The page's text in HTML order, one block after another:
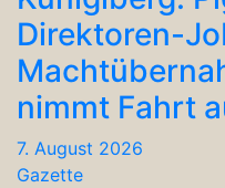
Direktoren-
nimmt Fahrt
7. August 2026
Gazette